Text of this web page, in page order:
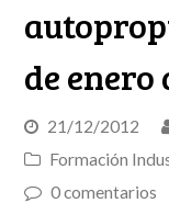
de enero
21/12/2012
Formación
0 comentarios